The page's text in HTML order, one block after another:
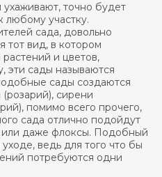
точно будет
участку.
сада, довольно
тот вид, в котором
и цветов,
эти сады называются
сады создаются
(розарий), сирени
помимо всего прочего,
сада отлично подойдут
или даже флоксы. Подобный
ведь для того что бы
потребуются одни